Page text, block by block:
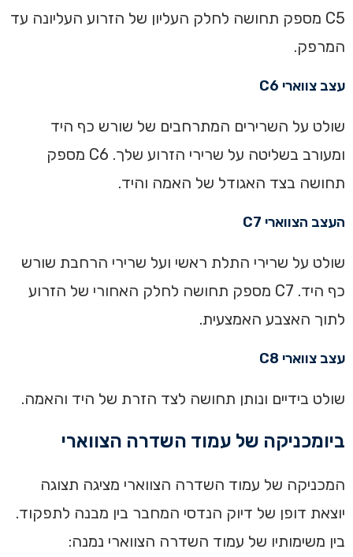
C5 מספק תחושה לחלק העליון של הזרוע העליונה עד
המרפק.‏
‏עצב צווארי C6‏‏
שולט על השרירים המתרחבים של שורש כף היד
ומעורב בשליטה על שרירי הזרוע שלך. C6 מספק
תחושה בצד האגודל של האמה והיד.‏
‏העצב הצווארי C7‏‏
שולט על שרירי התלת ראשי ועל שרירי הרחבת שורש
כף היד. C7 מספק תחושה לחלק האחורי של הזרוע
לתוך האצבע האמצעית.‏
‏עצב צווארי C8‏‏
שולט בידיים ונותן תחושה לצד הזרת של היד והאמה.‏
‏ביומכניקה של עמוד השדרה הצווארי‏
‏המכניקה של עמוד השדרה הצווארי מציגה תצוגה
יוצאת דופן של דיוק הנדסי המחבר בין מבנה לתפקוד.‏
בין משימותיו של עמוד השדרה הצווארי נמנה: